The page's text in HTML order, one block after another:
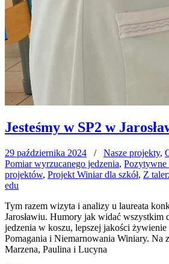
Jesteśmy w SP2 w
29 października 2024 / Nasze projekty,
Pomiar wyrzucanego jedzenia, Pozytywne
projektów, Projekt Winiar dla szkół, Z
edu
Tym razem wizyta i analizy u laureata
Jarosławiu. Humory jak widać wszystkim
jedzenia w koszu, lepszej jakości
Pomagania i Niemarnowania Winiary. Na
Marzena, Paulina i Lucyna